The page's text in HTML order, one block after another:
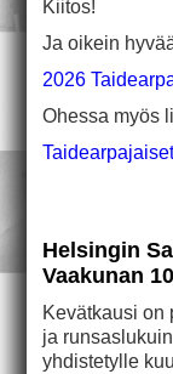
Kiitos!
Ja oikein
2026
Ohessa myös
Helsingin
Vaakunan
Kevätkausi on
ja
yhdistetylle